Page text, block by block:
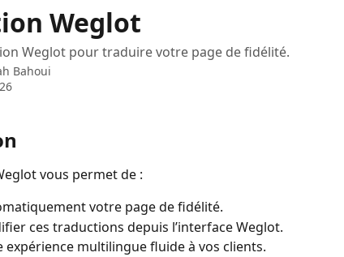
Weglot
Weglot pour traduire votre page de fidélité.
Bahoui
vous permet de :
votre page de fidélité.
ces traductions depuis l’interface Weglot.
expérience multilingue fluide à vos clients.